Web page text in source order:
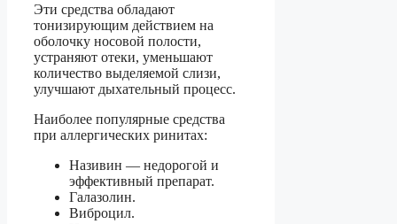
Эти средства обладают
тонизирующим действием на
оболочку носовой полости,
устраняют отеки, уменьшают
количество выделяемой слизи,
улучшают дыхательный процесс.
Наиболее популярные средства
при аллергических ринитах:
Називин — недорогой и
эффективный препарат.
Галазолин.
Виброцил.